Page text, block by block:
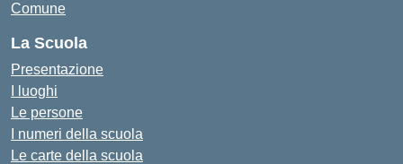
Comune
La Scuola
Presentazione
I luoghi
Le persone
I numeri della scuola
Le carte della scuola